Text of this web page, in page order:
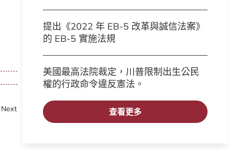
Next
提出《2022 年 EB-5 改革與誠信法案》
的 EB-5 實施法規
美國最高法院裁定，川普限制出生公民
權的行政命令違反憲法。
查看更多